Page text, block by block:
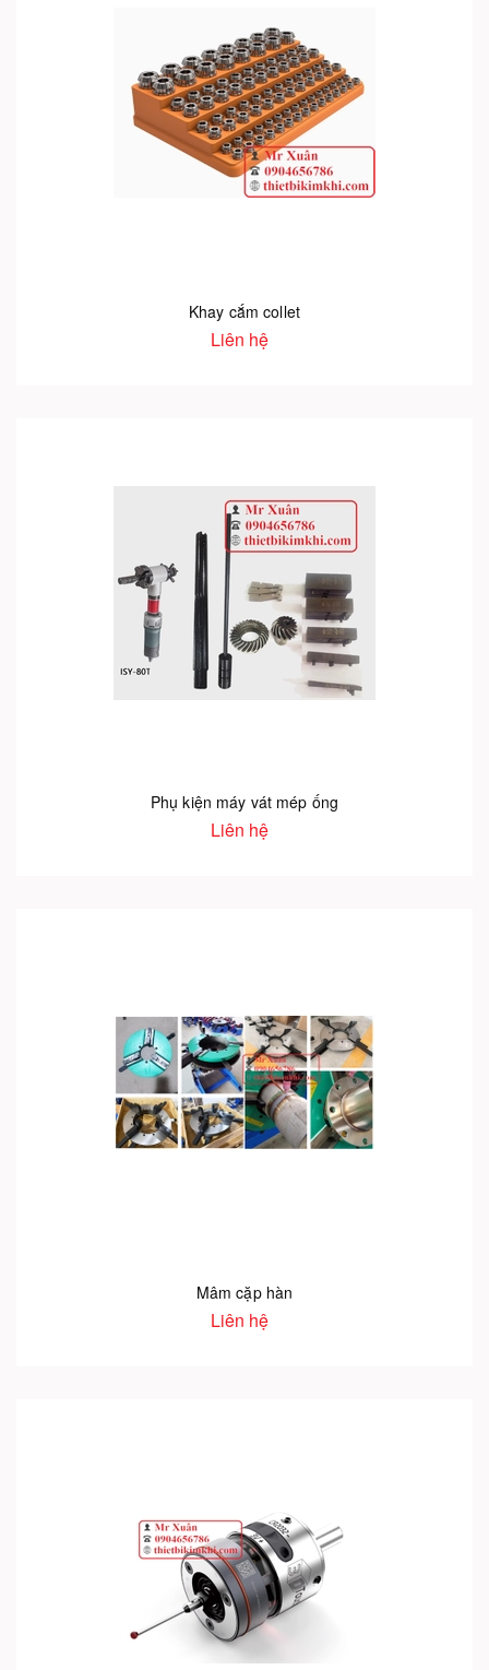
Khay cắm collet
Liên hệ
Phụ kiện máy vát mép ống
Liên hệ
Mâm cặp hàn
Liên hệ